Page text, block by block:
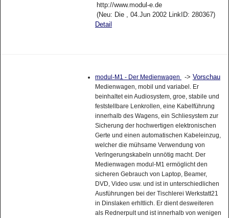
http://www.modul-e.de
(Neu: Die , 04.Jun 2002 LinkID: 280367)
Detail
modul-M1 - Der Medienwagen -> Vorschau
Medienwagen, mobil und variabel. Er
beinhaltet ein Audiosystem, groe, stabile und
feststellbare Lenkrollen, eine Kabelführung
innerhalb des Wagens, ein Schliesystem zur
Sicherung der hochwertigen elektronischen
Gerte und einen automatischen Kabeleinzug,
welcher die mühsame Verwendung von
Verlngerungskabeln unnötig macht. Der
Medienwagen modul-M1 ermöglicht den
sicheren Gebrauch von Laptop, Beamer,
DVD, Video usw. und ist in unterschiedlichen
Ausführungen bei der Tischlerei Werkstatt21
in Dinslaken erhltlich. Er dient desweiteren
als Rednerpult und ist innerhalb von wenigen